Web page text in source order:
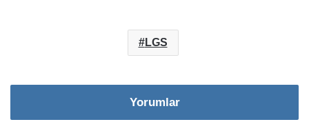
LGS
Yorumlar